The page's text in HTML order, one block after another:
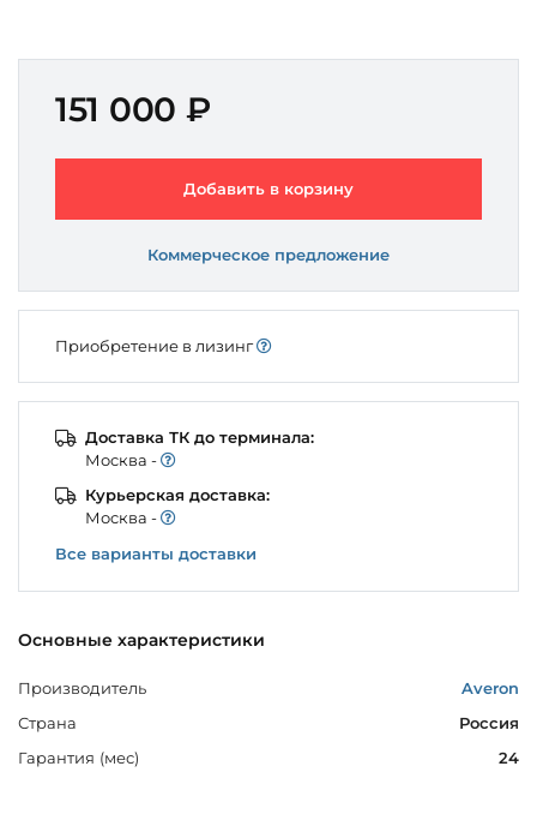
Основные характеристики
Производитель
Averon
Страна
Россия
Гарантия (мес)
24
151 000 ₽
Добавить в корзину
Коммерческое предложение
Приобретение в лизинг
Доставка ТК до терминала:
Моcква -
Курьерская доставка:
Моcква -
Все варианты доставки